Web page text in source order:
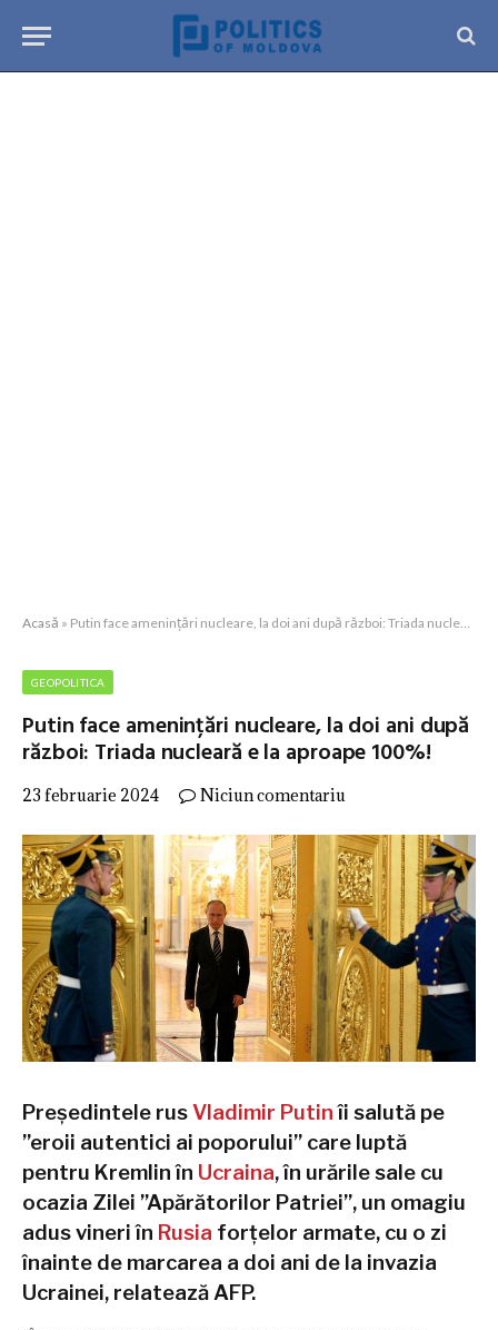
Acasă » Putin face amenințări nucleare, la doi ani după război: Triada nucleară e la aproape 100%!
GEOPOLITICA
Putin face amenințări nucleare, la doi ani după
război: Triada nucleară e la aproape 100%!
23 februarie 2024 Niciun comentariu
Preşedintele rusVladimir Putinîi salută pe
”eroii autentici ai poporului” care luptă
pentru Kremlin în Ucraina, în urările sale cu
ocazia Zilei ”Apărătorilor Patriei”, un omagiu
adus vineri în Rusia forţelor armate, cu o zi
înainte de marcarea a doi ani de la invazia
Ucrainei, relatează AFP.